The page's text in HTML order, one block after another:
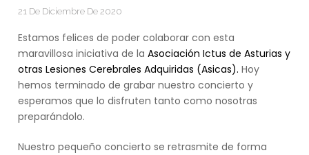
21 De Diciembre De 2020
Estamos felices de poder colaborar con esta
maravillosa iniciativa de laAsociación Ictus de Asturias y
otras Lesiones Cerebrales Adquiridas (Asicas). Hoy
hemos terminado de grabar nuestro concierto y
esperamos que lo disfruten tanto como nosotras
preparándolo.
Nuestro pequeño concierto se retrasmite de forma